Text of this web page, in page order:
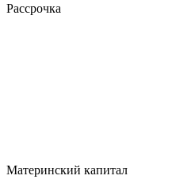
Рассрочка
Материнский капитал